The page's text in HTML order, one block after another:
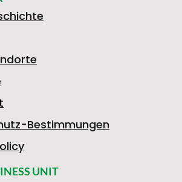
UNIT
Bestimmungen